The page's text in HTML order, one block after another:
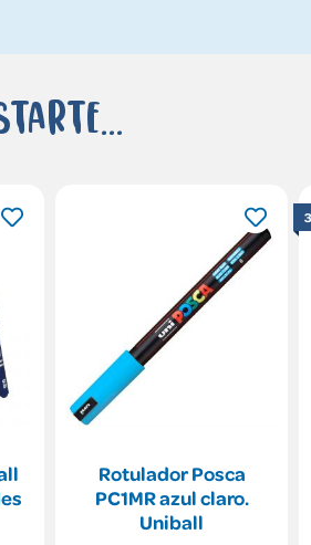
Rotulador Posca
PC1MR azul claro.
Uniball